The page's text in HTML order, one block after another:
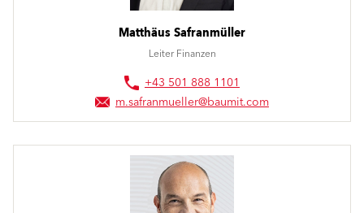
Matthäus Safranmüller
Leiter Finanzen
+43 501 888 1101
m.safranmueller@baumit.com